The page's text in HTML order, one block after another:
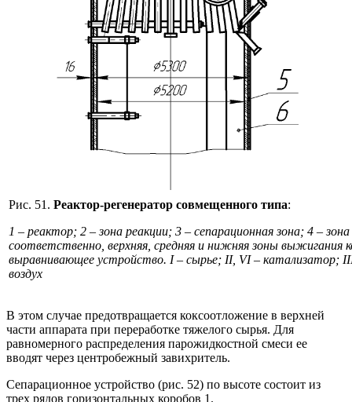
Рис. 51. Реактор-регенератор совмещенного типа:
1 – реактор; 2 – зона реакции; 3 – сепарационная зона; 4 –
соответственно, верхняя, средняя и нижняя зоны выжигания
выравнивающее устройство. I – сырье; II, VI – катализатор;
воздух
В этом случае предотвращается коксоотложение в верхней
части аппарата при переработке тяжелого сырья. Для
равномерного распределения парожидкостной смеси ее
вводят через центробежный завихритель.
Сепарационное устройство (рис. 52) по высоте состоит из
трех рядов горизонтальных коробов 1.